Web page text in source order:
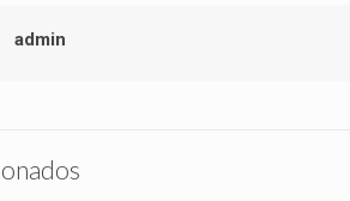
admin